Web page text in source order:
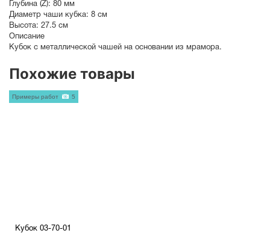
Глубина (Z): 80 мм
Диаметр чаши кубка: 8 см
Высота: 27.5 см
Описание
Кубок с металлической чашей на основании из мрамора.
Похожие товары
Кубок 03-70-01
Примеры работ 5